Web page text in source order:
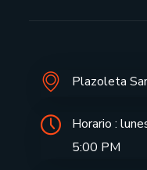
Plazoleta
Horario :
5:00 PM